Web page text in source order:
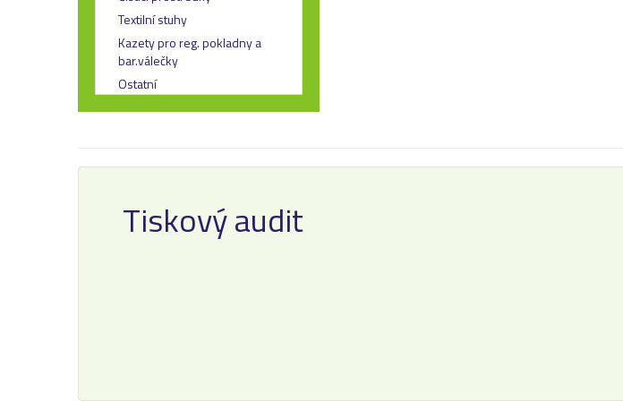
Textilní stuhy
Kazety pro reg. pokladny a
bar.válečky
Ostatní
Tiskový audit